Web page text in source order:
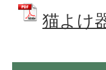
猫よけ